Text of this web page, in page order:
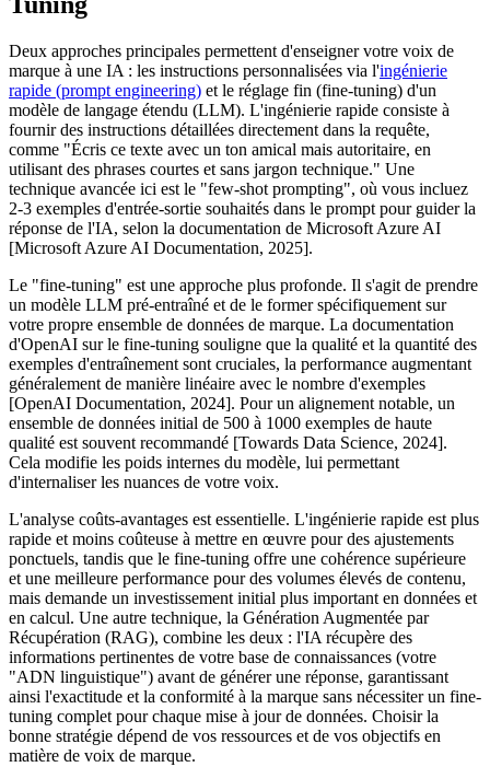
Deux approches principales permettent d'enseigner votre voix de
marque à une IA : les instructions personnalisées via l'ingénierie
rapide (prompt engineering) et le réglage fin (fine-tuning) d'un
modèle de langage étendu (LLM). L'ingénierie rapide consiste à
fournir des instructions détaillées directement dans la requête,
comme "Écris ce texte avec un ton amical mais autoritaire, en
utilisant des phrases courtes et sans jargon technique." Une
technique avancée ici est le "few-shot prompting", où vous incluez
2-3 exemples d'entrée-sortie souhaités dans le prompt pour guider la
réponse de l'IA, selon la documentation de Microsoft Azure AI
[Microsoft Azure AI Documentation, 2025].
Le "fine-tuning" est une approche plus profonde. Il s'agit de prendre
un modèle LLM pré-entraîné et de le former spécifiquement sur
votre propre ensemble de données de marque. La documentation
d'OpenAI sur le fine-tuning souligne que la qualité et la quantité des
exemples d'entraînement sont cruciales, la performance augmentant
généralement de manière linéaire avec le nombre d'exemples
[OpenAI Documentation, 2024]. Pour un alignement notable, un
ensemble de données initial de 500 à 1000 exemples de haute
qualité est souvent recommandé [Towards Data Science, 2024].
Cela modifie les poids internes du modèle, lui permettant
d'internaliser les nuances de votre voix.
L'analyse coûts-avantages est essentielle. L'ingénierie rapide est plus
rapide et moins coûteuse à mettre en œuvre pour des ajustements
ponctuels, tandis que le fine-tuning offre une cohérence supérieure
et une meilleure performance pour des volumes élevés de contenu,
mais demande un investissement initial plus important en données et
en calcul. Une autre technique, la Génération Augmentée par
Récupération (RAG), combine les deux : l'IA récupère des
informations pertinentes de votre base de connaissances (votre
"ADN linguistique") avant de générer une réponse, garantissant
ainsi l'exactitude et la conformité à la marque sans nécessiter un fine-
tuning complet pour chaque mise à jour de données. Choisir la
bonne stratégie dépend de vos ressources et de vos objectifs en
matière de voix de marque.